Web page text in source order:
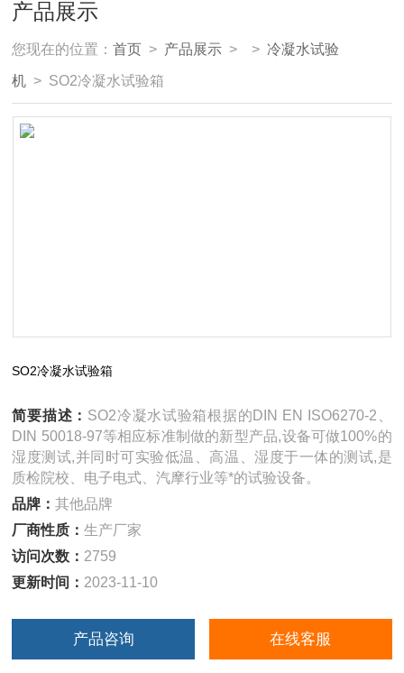
产品展示
您现在的位置：首页 > 产品展示 > >冷凝水试验
机 > SO2冷凝水试验箱
SO2冷凝水试验箱
简要描述： SO2冷凝水试验箱根据的DIN EN ISO6270-2、
DIN 50018-97等相应标准制做的新型产品,设备可做100%的
湿度测试,并同时可实验低温、高温、湿度于一体的测试,是
质检院校、电子电式、汽摩行业等*的试验设备。
品牌：其他品牌
厂商性质：生产厂家
访问次数： 2759
更新时间： 2023-11-10
产品咨询 在线客服